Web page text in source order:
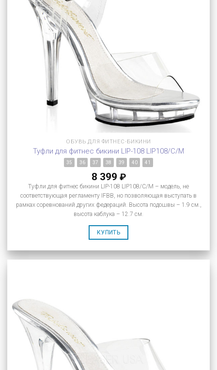
ОБУВЬ ДЛЯ ФИТНЕС-БИКИНИ
Туфли для фитнес бикини LIP-108 LIP108/C/M
35 36 37 38 39 40 41
8 399 ₽
Туфли для фитнес бикини LIP-108 LIP108/C/M – модель, не
соответствующая регламенту IFBB, но позволяющая выступать в
рамках соревнований других федераций. Высота подошвы – 1.9 см.,
высота каблука – 12.7 см.
КУПИТЬ